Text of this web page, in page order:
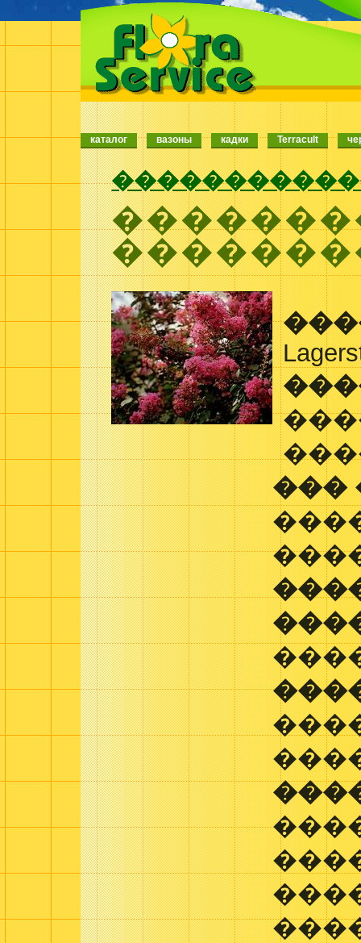
каталог вазоны кадки Terracult
���